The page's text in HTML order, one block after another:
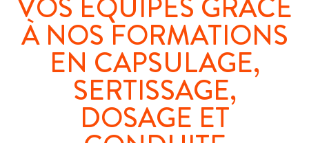
VOS ÉQUIPES GRÂCE
À NOS FORMATIONS
EN CAPSULAGE,
SERTISSAGE,
DOSAGE ET